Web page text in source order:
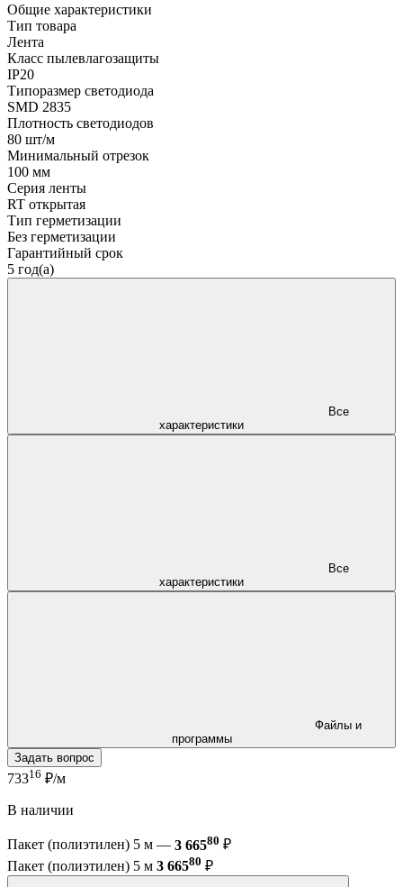
Общие характеристики
Тип товара
Лента
Класс пылевлагозащиты
IP20
Типоразмер светодиода
SMD 2835
Плотность светодиодов
80 шт/м
Минимальный отрезок
100 мм
Серия ленты
RT открытая
Тип герметизации
Без герметизации
Гарантийный срок
5 год(а)
характеристики
характеристики
программы
Задать вопрос
73316 ₽/м
В наличии
Пакет (полиэтилен) 5 м — 3 66580 ₽
Пакет (полиэтилен) 5 м 3 66580 ₽